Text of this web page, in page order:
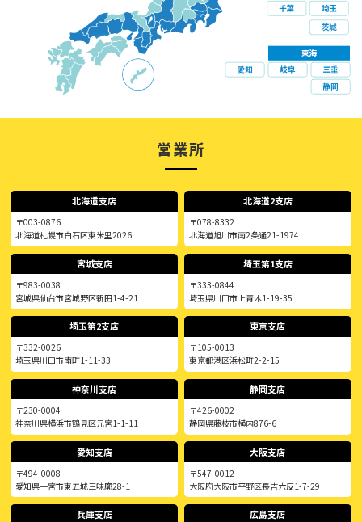
営業所
北海道支店
〒003-0876
北海道札幌市白石区東米里2026
北海道2支店
〒078-8332
北海道旭川市南2条通21-1974
宮城支店
〒983-0038
宮城県仙台市宮城野区新田1-4-21
埼玉第1支店
〒333-0844
埼玉県川口市上青木1-19-35
埼玉第2支店
〒332-0026
埼玉県川口市南町1-11-33
東京支店
〒105-0013
東京都港区浜松町2-2-15
神奈川支店
〒230-0004
神奈川県横浜市鶴見区元宮1-1-11
静岡支店
〒426-0002
静岡県藤枝市横内876-6
愛知支店
〒494-0008
愛知県一宮市東五城三味廓28-1
大阪支店
〒547-0012
大阪府大阪市平野区長吉六反1-7-29
兵庫支店 広島支店